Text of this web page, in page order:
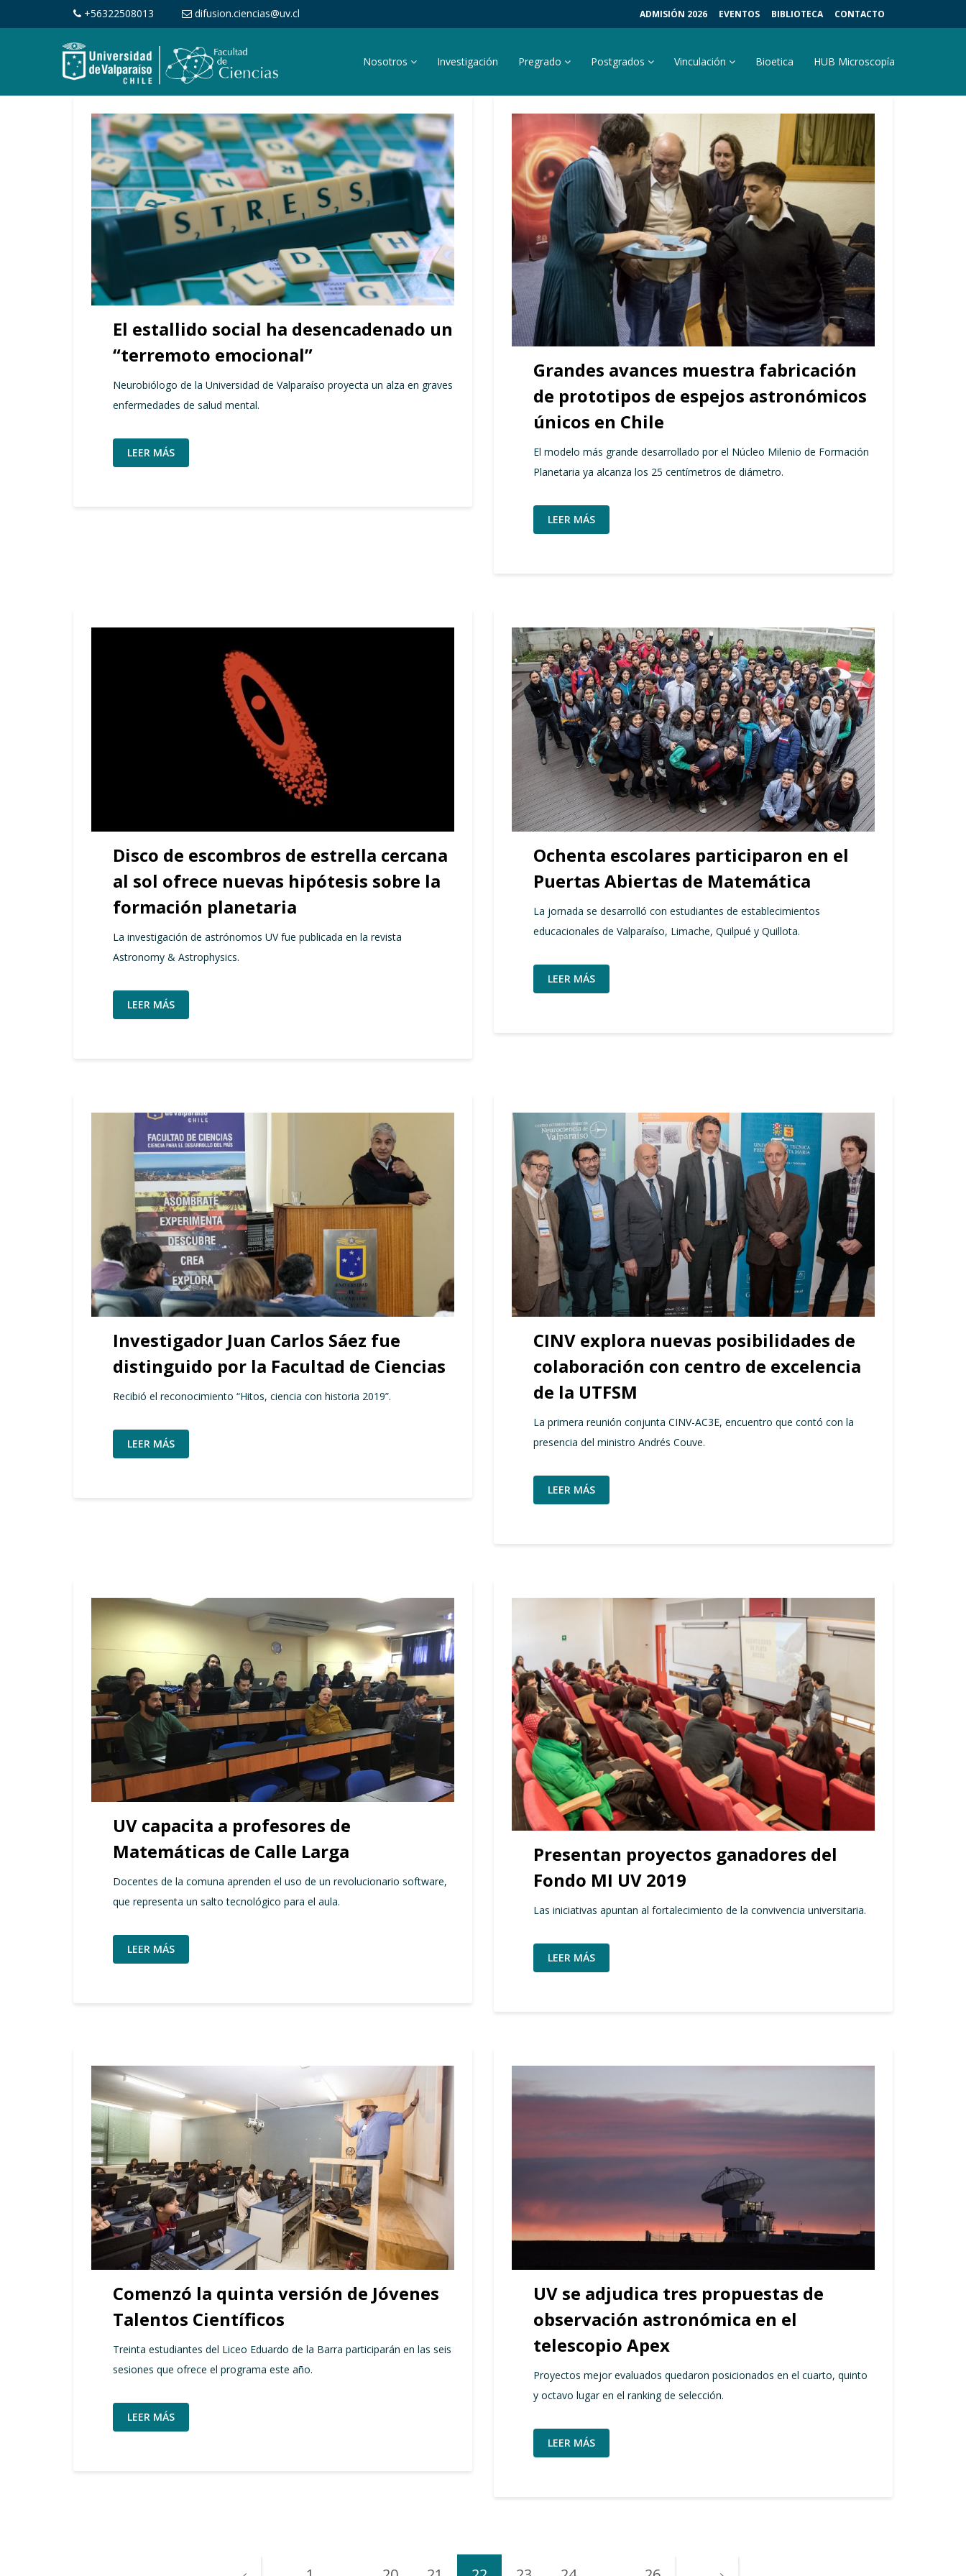
+56322508013 difusion.ciencias@uv.cl ADMISIÓN 2026 EVENTOS BIBLIOTECA CONTACTO
Nosotros Investigación Pregrado Postgrados Vinculación Bioetica HUB Microscopía
El estallido social ha desencadenado un
“terremoto emocional”
Neurobiólogo de la Universidad de Valparaíso proyecta un alza en graves
enfermedades de salud mental.
LEER MÁS
Grandes avances muestra fabricación
de prototipos de espejos astronómicos
únicos en Chile
El modelo más grande desarrollado por el Núcleo Milenio de Formación
Planetaria ya alcanza los 25 centímetros de diámetro.
LEER MÁS
Disco de escombros de estrella cercana
al sol ofrece nuevas hipótesis sobre la
formación planetaria
La investigación de astrónomos UV fue publicada en la revista
Astronomy & Astrophysics.
LEER MÁS
Ochenta escolares participaron en el
Puertas Abiertas de Matemática
La jornada se desarrolló con estudiantes de establecimientos
educacionales de Valparaíso, Limache, Quilpué y Quillota.
LEER MÁS
Investigador Juan Carlos Sáez fue
distinguido por la Facultad de Ciencias
Recibió el reconocimiento “Hitos, ciencia con historia 2019”.
LEER MÁS
CINV explora nuevas posibilidades de
colaboración con centro de excelencia
de la UTFSM
La primera reunión conjunta CINV-AC3E, encuentro que contó con la
presencia del ministro Andrés Couve.
LEER MÁS
UV capacita a profesores de
Matemáticas de Calle Larga
Docentes de la comuna aprenden el uso de un revolucionario software,
que representa un salto tecnológico para el aula.
LEER MÁS
Presentan proyectos ganadores del
Fondo MI UV 2019
Las iniciativas apuntan al fortalecimiento de la convivencia universitaria.
LEER MÁS
Comenzó la quinta versión de Jóvenes
Talentos Científicos
Treinta estudiantes del Liceo Eduardo de la Barra participarán en las seis
sesiones que ofrece el programa este año.
LEER MÁS
UV se adjudica tres propuestas de
observación astronómica en el
telescopio Apex
Proyectos mejor evaluados quedaron posicionados en el cuarto, quinto
y octavo lugar en el ranking de selección.
LEER MÁS